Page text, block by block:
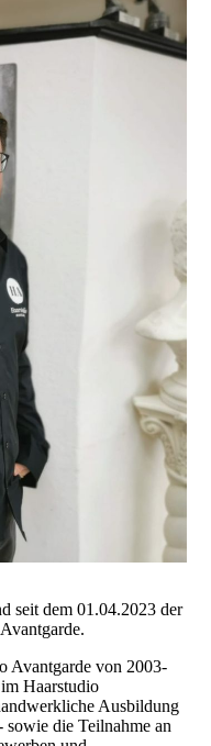
seit dem 01.04.2023 der
Avantgarde von 2003-
Haarstudio
Ausbildung
die Teilnahme an